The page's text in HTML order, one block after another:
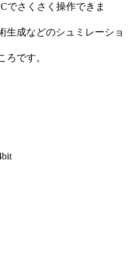
でさくさく操作できま
生成などのシュミレーショ
ろです。